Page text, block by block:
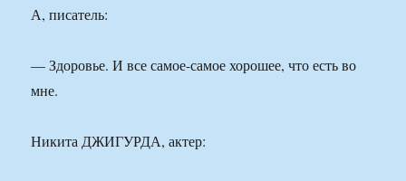
А, писатель:
— Здоровье. И все самое-самое хорошее, что есть во
мне.
Никита ДЖИГУРДА, актер: